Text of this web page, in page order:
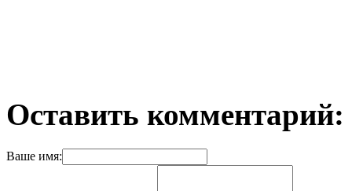
Оставить комментарий:
Ваше имя: